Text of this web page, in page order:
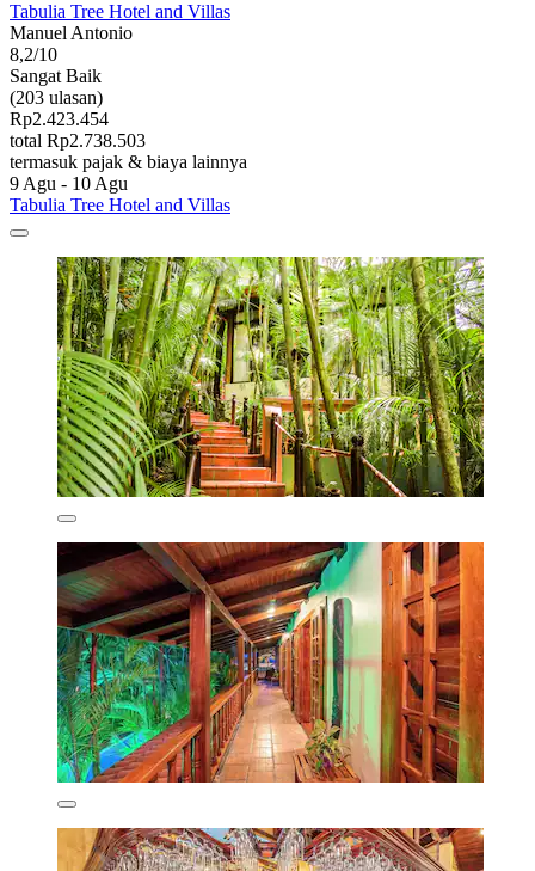
Tabulia Tree Hotel and Villas
Manuel Antonio
8,2/10
Sangat Baik
(203 ulasan)
Rp2.423.454
total Rp2.738.503
termasuk pajak & biaya lainnya
9 Agu - 10 Agu
Tabulia Tree Hotel and Villas